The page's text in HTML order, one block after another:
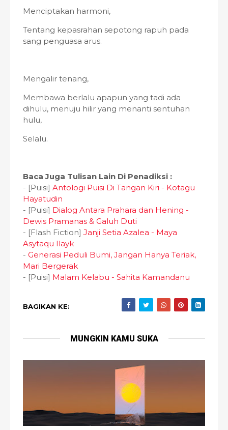
Menciptakan harmoni,
Tentang kepasrahan sepotong rapuh pada
sang penguasa arus.
Mengalir tenang,
Membawa berlalu apapun yang tadi ada
dihulu, menuju hilir yang menanti sentuhan
hulu,
Selalu.
Baca Juga Tulisan Lain Di Penadiksi :
- [Puisi] Antologi Puisi Di Tangan Kiri - Kotagu
Hayatudin
- [Puisi] Dialog Antara Prahara dan Hening -
Dewis Pramanas & Galuh Duti
- [Flash Fiction] Janji Setia Azalea - Maya
Asytaqu Ilayk
- Generasi Peduli Bumi, Jangan Hanya Teriak,
Mari Bergerak
- [Puisi] Malam Kelabu - Sahita Kamandanu
BAGIKAN KE:
MUNGKIN KAMU SUKA